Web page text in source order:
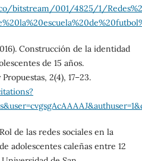
bitstream/001/4825/1/
Construcción de la identidad
de 15 años.
2(4), 17–23.
de las redes sociales en la
adolescentes caleñas entre 12